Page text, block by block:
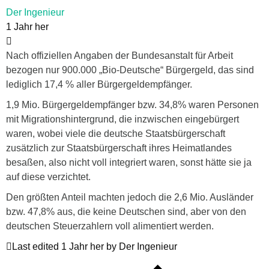
Der Ingenieur
1 Jahr her
Nach offiziellen Angaben der Bundesanstalt für Arbeit
bezogen nur 900.000 „Bio-Deutsche“ Bürgergeld, das sind
lediglich 17,4 % aller Bürgergeldempfänger.
1,9 Mio. Bürgergeldempfänger bzw. 34,8% waren Personen
mit Migrationshintergrund, die inzwischen eingebürgert
waren, wobei viele die deutsche Staatsbürgerschaft
zusätzlich zur Staatsbürgerschaft ihres Heimatlandes
besaßen, also nicht voll integriert waren, sonst hätte sie ja
auf diese verzichtet.
Den größten Anteil machten jedoch die 2,6 Mio. Ausländer
bzw. 47,8% aus, die keine Deutschen sind, aber von den
deutschen Steuerzahlern voll alimentiert werden.
Last edited 1 Jahr her by Der Ingenieur